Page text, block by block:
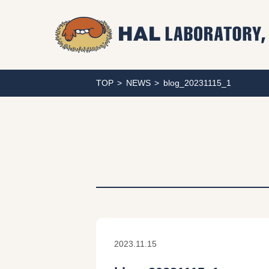
TOP NEWS blog_20231115_1
2023.11.15